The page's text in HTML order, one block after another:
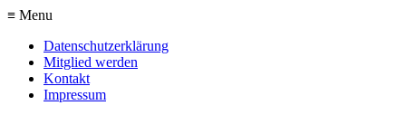
≡ Menu
Datenschutzerklärung
Mitglied werden
Kontakt
Impressum